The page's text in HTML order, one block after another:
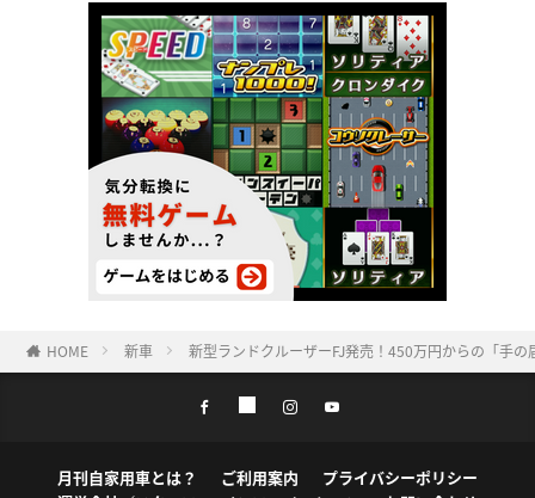
HOME 新車 新型ランドクルーザーFJ発売！450万円からの「手の
月刊自家用車とは？ ご利用案内
プライバシーポリシー